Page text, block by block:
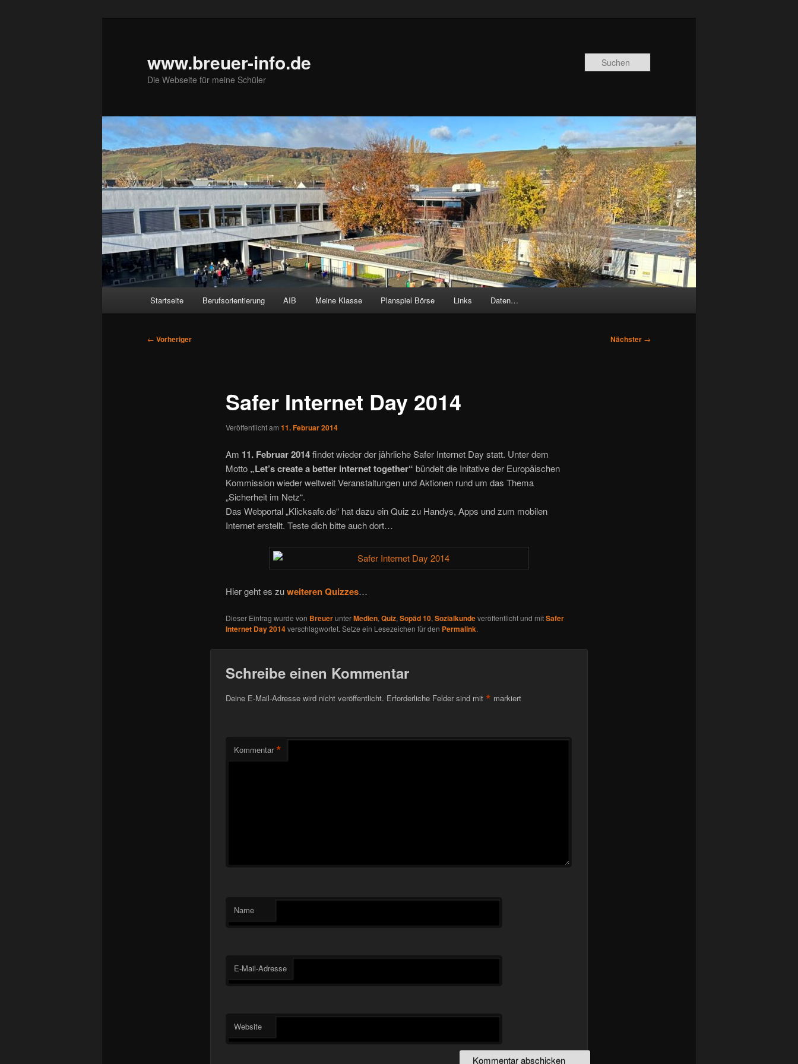
www.breuer-info.de
Die Webseite für meine Schüler
Startseite Berufsorientierung AIB Meine Klasse Planspiel Börse Links Daten…
Beitragsnavigation
← Vorheriger Nächster →
Safer Internet Day 2014
Veröffentlicht am 11. Februar 2014
Am 11. Februar 2014findet wieder der jährliche Safer Internet Day statt. Unter dem
Motto „Let’s create a better internet together“ bündelt die Initative der Europäischen
Kommission wieder weltweit Veranstaltungen und Aktionen rund um das Thema
„Sicherheit im Netz“.
Das Webportal „Klicksafe.de“ hat dazu ein Quiz zu Handys, Apps und zum mobilen
Internet erstellt. Teste dich bitte auch dort…
Hier geht es zuweiteren Quizzes…
Dieser Eintrag wurde von BreuerunterMedien, Quiz, Sopäd 10, Sozialkundeveröffentlicht und mitSafer
Internet Day 2014verschlagwortet. Setze ein Lesezeichen für den Permalink.
Schreibe einen Kommentar
Deine E-Mail-Adresse wird nicht veröffentlicht. Erforderliche Felder sind mit * markiert
Kommentar *
Name
E-Mail-Adresse
Website